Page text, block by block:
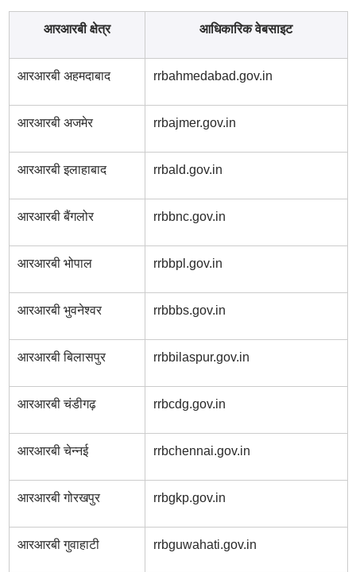
आरआरबी क्षेत्र आधिकारिक वेबसाइट
आरआरबी अहमदाबाद rrbahmedabad.gov.in
आरआरबी अजमेर rrbajmer.gov.in
आरआरबी इलाहाबाद rrbald.gov.in
आरआरबी बैंगलोर rrbbnc.gov.in
आरआरबी भोपाल rrbbpl.gov.in
आरआरबी भुवनेश्वर rrbbbs.gov.in
आरआरबी बिलासपुर rrbbilaspur.gov.in
आरआरबी चंडीगढ़ rrbcdg.gov.in
आरआरबी चेन्नई rrbchennai.gov.in
आरआरबी गोरखपुर rrbgkp.gov.in
आरआरबी गुवाहाटी rrbguwahati.gov.in